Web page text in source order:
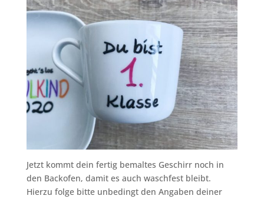
Jetzt kommt dein fertig bemaltes Geschirr noch in
den Backofen, damit es auch waschfest bleibt.
Hierzu folge bitte unbedingt den Angaben deiner